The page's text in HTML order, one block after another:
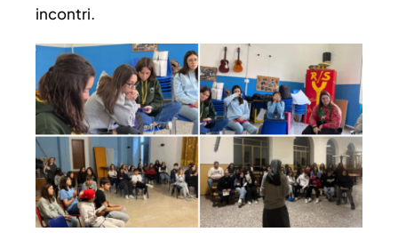
incontri.